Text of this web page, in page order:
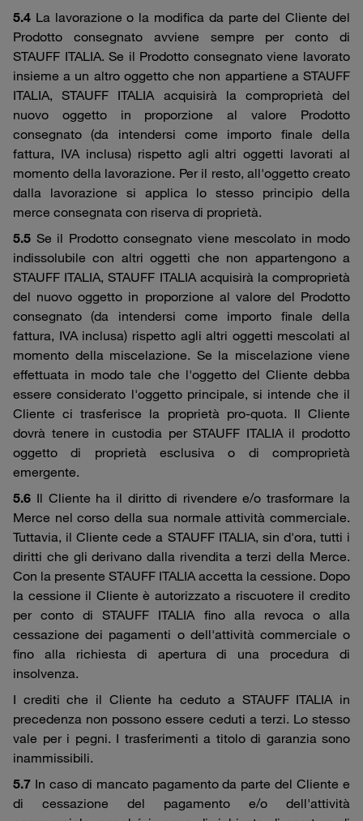
5.4 La lavorazione o la modifica da parte del Cliente del
Prodotto consegnato avviene sempre per conto di
STAUFF ITALIA. Se il Prodotto consegnato viene lavorato
insieme a un altro oggetto che non appartiene a STAUFF
ITALIA, STAUFF ITALIA acquisirà la comproprietà del
nuovo oggetto in proporzione al valore Prodotto
consegnato (da intendersi come importo finale della
fattura, IVA inclusa) rispetto agli altri oggetti lavorati al
momento della lavorazione. Per il resto, all'oggetto creato
dalla lavorazione si applica lo stesso principio della
merce consegnata con riserva di proprietà.
5.5 Se il Prodotto consegnato viene mescolato in modo
indissolubile con altri oggetti che non appartengono a
STAUFF ITALIA, STAUFF ITALIA acquisirà la comproprietà
del nuovo oggetto in proporzione al valore del Prodotto
consegnato (da intendersi come importo finale della
fattura, IVA inclusa) rispetto agli altri oggetti mescolati al
momento della miscelazione. Se la miscelazione viene
effettuata in modo tale che l'oggetto del Cliente debba
essere considerato l'oggetto principale, si intende che il
Cliente ci trasferisce la proprietà pro-quota. Il Cliente
dovrà tenere in custodia per STAUFF ITALIA il prodotto
oggetto di proprietà esclusiva o di comproprietà
emergente.
5.6 Il Cliente ha il diritto di rivendere e/o trasformare la
Merce nel corso della sua normale attività commerciale.
Tuttavia, il Cliente cede a STAUFF ITALIA, sin d'ora, tutti i
diritti che gli derivano dalla rivendita a terzi della Merce.
Con la presente STAUFF ITALIA accetta la cessione. Dopo
la cessione il Cliente è autorizzato a riscuotere il credito
per conto di STAUFF ITALIA fino alla revoca o alla
cessazione dei pagamenti o dell'attività commerciale o
fino alla richiesta di apertura di una procedura di
insolvenza.
I crediti che il Cliente ha ceduto a STAUFF ITALIA in
precedenza non possono essere ceduti a terzi. Lo stesso
vale per i pegni. I trasferimenti a titolo di garanzia sono
inammissibili.
5.7 In caso di mancato pagamento da parte del Cliente e
di cessazione del pagamento e/o dell'attività